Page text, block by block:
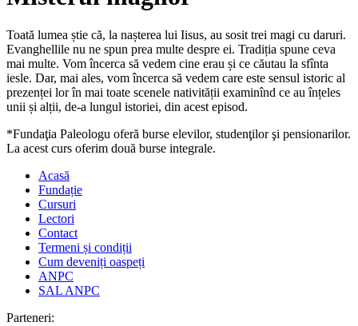
Toată lumea știe că, la nașterea lui Iisus, au sosit trei magi cu daruri.
Evanghellile nu ne spun prea multe despre ei. Tradiția spune ceva
mai multe. Vom încerca să vedem cine erau și ce căutau la sfînta
iesle. Dar, mai ales, vom încerca să vedem care este sensul istoric al
prezenței lor în mai toate scenele nativității examinînd ce au înțeles
unii și alții, de-a lungul istoriei, din acest episod.
*Fundaţia Paleologu oferă burse elevilor, studenţilor şi pensionarilor.
La acest curs oferim două burse integrale.
Acasă
Fundație
Cursuri
Lectori
Contact
Termeni și condiții
Cum deveniți oaspeți
ANPC
SAL ANPC
Parteneri: